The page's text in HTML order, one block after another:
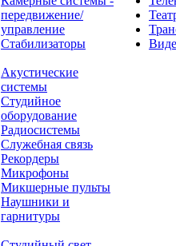
передвижение/
управление
Стабилизаторы
Акустические
системы
Студийное
оборудование
Радиосистемы
Служебная связь
Рекордеры
Микрофоны
Микшерные пульты
Наушники и
гарнитуры